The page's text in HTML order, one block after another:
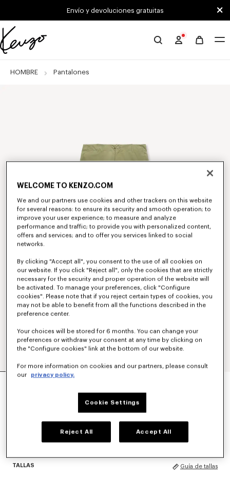
Skip to main content
Skip to footer contentEnvío y devoluciones gratuitas
Página
HOMBRE Pantalones
PANTALÓN TÉCNICO 'KENZO SIGNATURE'
TALLAS Guía de tallas
WELCOME TO KENZO.COM
We and our partners use cookies and other trackers on this website
for several reasons: to ensure its security and smooth operation; to
improve your user experience; to measure and analyze
performance and traffic; to provide you with personalized content,
offers and services; and to offer you services linked to social
networks.
By clicking "Accept all", you consent to the use of all cookies on
our website. If you click "Reject all", only the cookies that are strictly
necessary for the security and proper operation of the website will
be activated. To manage your preferences, click "Configure
cookies". Please note that if you reject certain types of cookies, you
may not be able to benefit from all the functions described in the
preference center.
Your choices will be stored for 6 months. You can change your
preferences or withdraw your consent at any time by clicking on
the "Configure cookies" link at the bottom of our website.
For more information on cookies and our partners, please consult
our
privacy policy.
Cookie Settings
Reject All Accept All